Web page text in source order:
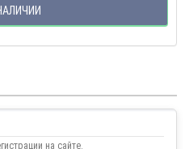
на сайте.